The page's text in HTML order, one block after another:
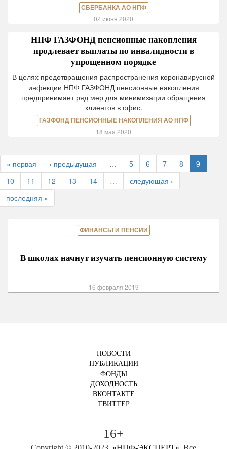
СБЕРБАНКА АО НПФ
02 июня 2020
НПФ ГАЗФОНД пенсионные накопления
продлевает выплаты по инвалидности в
упрощенном порядке
В целях предотвращения распространения коронавирусной
инфекции НПФ ГАЗФОНД пенсионные накопления
предпринимает ряд мер для минимизации обращения
клиентов в офис.
ГАЗФОНД ПЕНСИОННЫЕ НАКОПЛЕНИЯ АО НПФ
18 мая 2020
« первая ‹ предыдущая … 5 6 7 8
9
10
11 12 13 14 …
следующая ›
последняя »
ФИНАНСЫ И ПЕНСИИ
В школах начнут изучать пенсионную систему
16 февраля 2019
НОВОСТИ
ПУБЛИКАЦИИ
ФОНДЫ
ДОХОДНОСТЬ
ВКОНТАКТЕ
ТВИТТЕР
16+